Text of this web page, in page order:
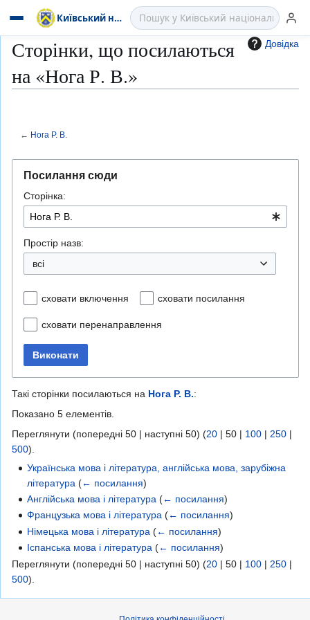
Київський національний лінгвістичний
Довідка
Сторінки, що посилаються
на «Нога Р. В.»
← Нога Р. В.
Перейти
Перейти
Посилання сюди
Сторінка:
Простір назв:
всі
сховати включення сховати посилання
сховати перенаправлення
Виконати
Такі сторінки посилаються на Нога Р. В.:
Показано 5 елементів.
Переглянути (попередні 50 | наступні 50) (20 | 50 | 100 | 250 |
500).
Українська мова і література, англійська мова, зарубіжна
література (← посилання)
Англійська мова і література (← посилання)
Французька мова і література (← посилання)
Німецька мова і література (← посилання)
Іспанська мова і література (← посилання)
Переглянути (попередні 50 | наступні 50) (20 | 50 | 100 | 250 |
500).